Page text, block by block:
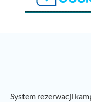
System rezerwacji